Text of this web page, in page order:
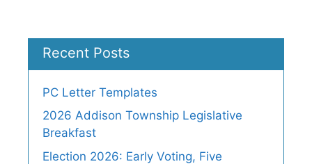
Recent Posts
PC Letter Templates
2026 Addison Township Legislative
Breakfast
Election 2026: Early Voting, Five